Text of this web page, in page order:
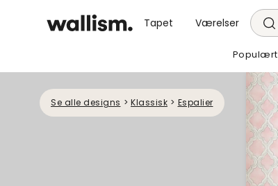
Tapet Værelser
Populært
Se alle designs > Klassisk > Espalier